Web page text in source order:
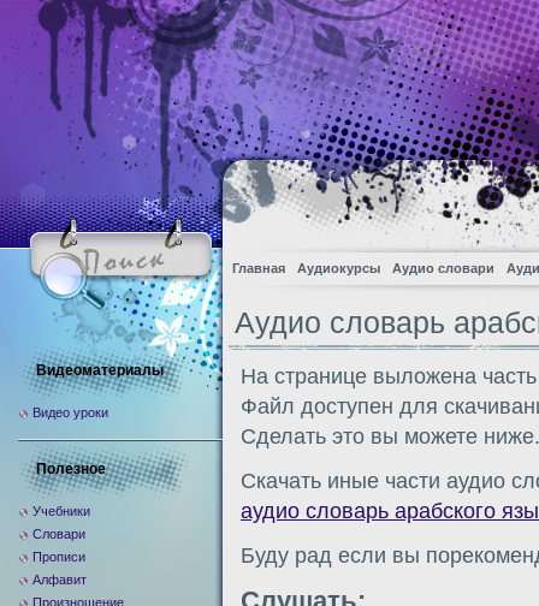
Главная Аудиокурсы Аудио словари
Аудио словарь
На странице выложена
Файл доступен для
Сделать это вы можете ниже.
Скачать иные части аудио
аудио словарь арабского
Буду рад если вы
Видеоматериалы
Видео уроки
Полезное
Учебники
Словари
Прописи
Алфавит
Произношение